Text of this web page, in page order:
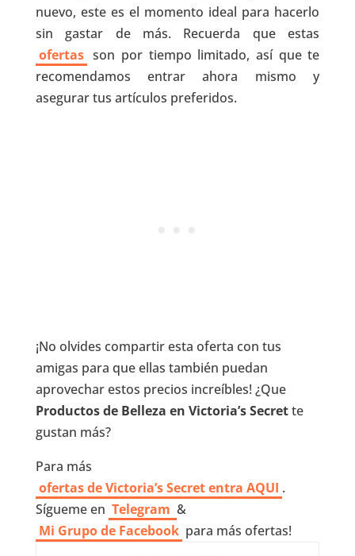
nuevo, este es el momento ideal para hacerlo
sin gastar de más. Recuerda que estas
ofertas son por tiempo limitado, así que te
recomendamos entrar ahora mismo y
asegurar tus artículos preferidos.
¡No olvides compartir esta oferta con tus
amigas para que ellas también puedan
aprovechar estos precios increíbles! ¿Que
Productos de Belleza en Victoria’s Secrette
gustan más?
Para más
ofertas de Victoria’s Secret entra AQUI .
Sígueme en Telegram &
Mi Grupo de Facebook para más ofertas!